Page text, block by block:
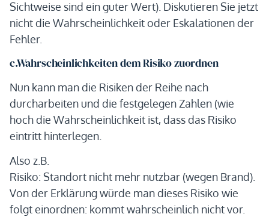
Sichtweise sind ein guter Wert). Diskutieren Sie jetzt
nicht die Wahrscheinlichkeit oder Eskalationen der
Fehler.
c.Wahrscheinlichkeiten dem Risiko zuordnen
Nun kann man die Risiken der Reihe nach
durcharbeiten und die festgelegen Zahlen (wie
hoch die Wahrscheinlichkeit ist, dass das Risiko
eintritt hinterlegen.
Also z.B.
Risiko: Standort nicht mehr nutzbar (wegen Brand).
Von der Erklärung würde man dieses Risiko wie
folgt einordnen: kommt wahrscheinlich nicht vor.